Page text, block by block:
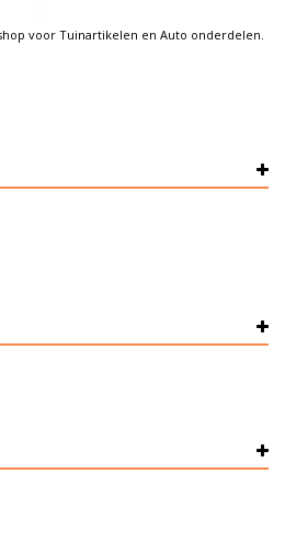
voor Tuinartikelen en Auto onderdelen.